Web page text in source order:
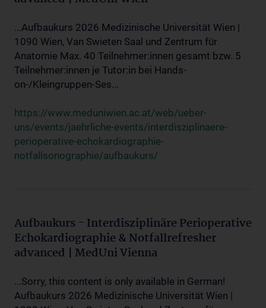
...Aufbaukurs 2026 Medizinische Universität Wien |
1090 Wien, Van Swieten Saal und Zentrum für
Anatomie Max. 40 Teilnehmer:innen gesamt bzw. 5
Teilnehmer:innen je Tutor:in bei Hands-
on-/Kleingruppen-Ses...
https://www.meduniwien.ac.at/web/ueber-
uns/events/jaehrliche-events/interdisziplinaere-
perioperative-echokardiographie-
notfallsonographie/aufbaukurs/
Aufbaukurs - Interdisziplinäre Perioperative
Echokardiographie & Notfallrefresher
advanced | MedUni Vienna
...Sorry, this content is only available in German!
Aufbaukurs 2026 Medizinische Universität Wien |